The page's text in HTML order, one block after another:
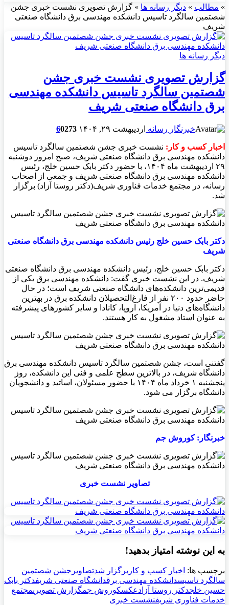
» مطالب » دیگر رسانه ها » گزارش تصویری نشست خبری جشن
شصتمین سالگرد تاسیس دانشکده مهندسی برق دانشگاه صنعتی
شریف
دیگر رسانه ها
گزارش تصویری نشست خبری جشن
شصتمین سالگرد تاسیس دانشکده مهندسی
برق دانشگاه صنعتی شریف
خبرنگار رسانه اردیبهشت ۲۹, ۱۴۰۴ 60273
اخبار کسب و کار: نشست خبری جشن شصتمین سالگرد تاسیس
دانشکده مهندسی برق دانشگاه صنعتی شریف، صبح امروز دوشنبه
۲۹ اردیبهشت ماه ۱۴۰۴، با حضور دکتر بابک حسین خلج، رئیس
دانشکده مهندسی برق دانشگاه صنعتی شریف و جمعی از اصحاب
رسانه، در مجتمع خدمات فناوری شریف(دکتر روستا آزاد) برگزار
شد.
دکتر بابک حسین خلج رئیس دانشکده مهندسی برق دانشگاه صنعتی
شریف
دکتر بابک حسین خلج، رئیس دانشکده مهندسی برق دانشگاه صنعتی
شریف. در این نشست خبری گفت: دانشکده مهندسی برق یکی از
قدیمی‌ترین دانشکده‌های دانشگاه صنعتی شریف است؛ در حال
حاضر حدود ۲۰۰ نفر از فارغ‌التحصیلان دانشکده برق در بهترین
دانشگاه‌های دنیا در آمریکا، اروپا، کانادا و سایر کشور‌های پیشرفته
به عنوان استاد مشغول به کار هستند.
گفتنی‌ است، جشن شصتمین سالگرد تاسیس دانشکده مهندسی برق
دانشگاه شریف، در بالاترین سطح علمی و فنی این دانشکده، روز
پنجشنبه ۱ خرداد ماه ۱۴۰۴ با حضور مسئولان، اساتید و دانشجویان
دانشگاه برگزار می شود.
خبرنگار: کوروش جم
تصاویر نشست خبری
به این نوشته امتیاز بدهید!
برچسب ها: اخبار کسب و کار برگزار شدتصاویر جشن شصتمین
سالگرد تاسیسدانشکده مهندسی برقدانشگاه صنعتی شریفدکتر بابک
حسین خلجدکتر روستا آزادعکسکوروش جمگزارش تصویریمجتمع
خدمات فناوری شریفنشست خبری